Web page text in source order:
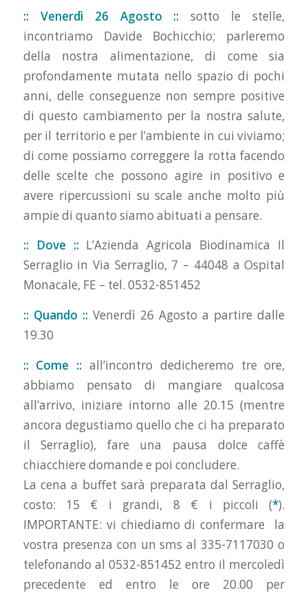
:: Venerdì 26 Agosto :: sotto le stelle,
incontriamo Davide Bochicchio; parleremo
della nostra alimentazione, di come sia
profondamente mutata nello spazio di pochi
anni, delle conseguenze non sempre positive
di questo cambiamento per la nostra salute,
per il territorio e per l’ambiente in cui viviamo;
di come possiamo correggere la rotta facendo
delle scelte che possono agire in positivo e
avere ripercussioni su scale anche molto più
ampie di quanto siamo abituati a pensare.
:: Dove :: L’Azienda Agricola Biodinamica Il
Serraglio in Via Serraglio, 7 – 44048 a Ospital
Monacale, FE – tel. 0532-851452
:: Quando :: Venerdì 26 Agosto a partire dalle
19.30
:: Come :: all’incontro dedicheremo tre ore,
abbiamo pensato di mangiare qualcosa
all’arrivo, iniziare intorno alle 20.15 (mentre
ancora degustiamo quello che ci ha preparato
il Serraglio), fare una pausa dolce caffè
chiacchiere domande e poi concludere.
La cena a buffet sarà preparata dal Serraglio,
costo: 15 € i grandi, 8 € i piccoli (*).
IMPORTANTE: vi chiediamo di confermare la
vostra presenza con un sms al 335-7117030 o
telefonando al 0532-851452 entro il mercoledì
precedente ed entro le ore 20.00 per